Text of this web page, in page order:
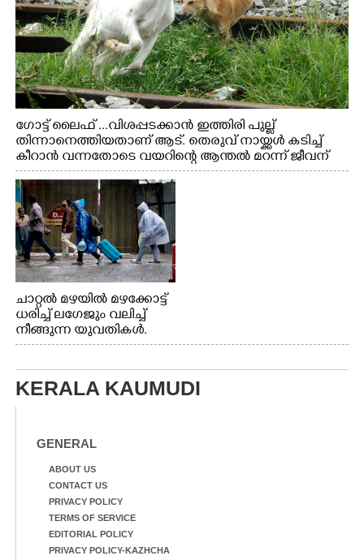
ഗോട്ട് ലൈഫ് ...വിശപ്പടക്കാൻ ഇത്തിരി പുല്ല്
തിന്നാനെത്തിയതാണ് ആട്. തെരുവ് നായ്ക്കൾ കടിച്ച്
കീറാൻ വന്നതോടെ വയറിന്റെ ആന്തൽ മറന്ന് ജീവന്
വേണ്ടിയായി ഓട്ടം. എറണാകുളം വാത്തുരുത്തിയിൽ
നിന്നുള്ള കാഴ്ച
ചാറ്റൽ മഴയിൽ മഴക്കോട്ട്
ധരിച്ച് ലഗേജും വലിച്ച്
നീങ്ങുന്ന യുവതികൾ.
എറണാകുളം മേനകയിൽ
KERALA KAUMUDI
GENERAL
ABOUT US
CONTACT US
PRIVACY POLICY
TERMS OF SERVICE
EDITORIAL POLICY
PRIVACY POLICY-KAZHCHA